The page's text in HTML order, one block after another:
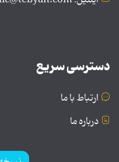
دسترسی سریع
ارتباط با ما
درباره ما